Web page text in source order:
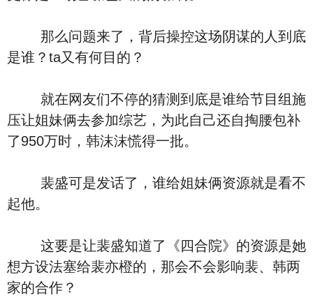
那么问题来了，背后操控这场阴谋的人到底
是谁？ta又有何目的？
就在网友们不停的猜测到底是谁给节目组施
压让姐妹俩去参加综艺，为此自己还自掏腰包补
了950万时，韩沫沫慌得一批。
裴盛可是发话了，谁给姐妹俩资源就是看不
起他。
这要是让裴盛知道了《四合院》的资源是她
想方设法塞给裴亦橙的，那会不会影响裴、韩两
家的合作？